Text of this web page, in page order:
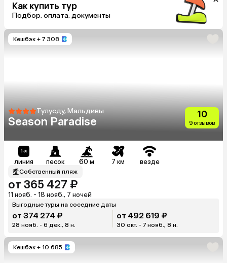
Как купить тур
Подбор, оплата, документы
Кешбэк + 7 308
Тулусду, Мальдивы
Season Paradise
10
9 отзывов
линия песок 60 м 7 км везде
Собственный пляж
от 365 427 ₽
11 нояб. - 18 нояб., 7 ночей
Выгодные туры на соседние даты
от 374 274 ₽
28 нояб. - 6 дек., 8 н.
от 492 619 ₽
30 окт. - 7 нояб., 8 н.
Кешбэк + 10 685